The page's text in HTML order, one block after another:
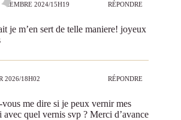
2024/15H19 RÉPONDRE
je m’en sert de telle maniere! joyeux
2026/18H02 RÉPONDRE
me dire si je peux vernir mes
avec quel vernis svp ? Merci d’avance